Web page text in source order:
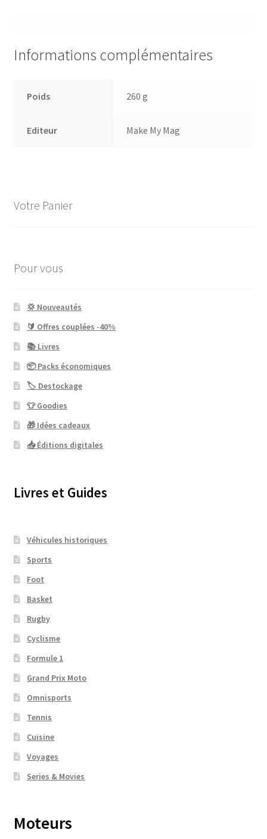
Informations complémentaires
Poids 260 g
Editeur Make My Mag
Votre Panier
Pour vous
💢 Nouveautés
🔰 Offres couplées -40%
📚 Livres
📦 Packs économiques
🏷 Destockage
👕 Goodies
🎁 Idées cadeaux
📥 Éditions digitales
Livres et Guides
Véhicules historiques
Sports
Foot
Basket
Rugby
Cyclisme
Formule 1
Grand Prix Moto
Omnisports
Tennis
Cuisine
Voyages
Series & Movies
Moteurs